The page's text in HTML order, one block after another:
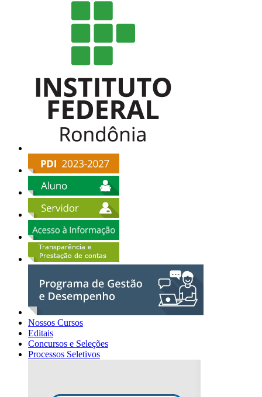
Nossos Cursos
Editais
Concursos e Seleções
Processos Seletivos